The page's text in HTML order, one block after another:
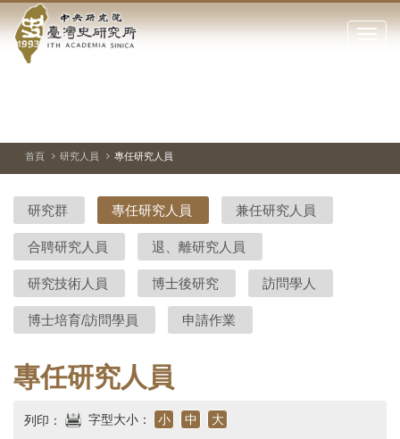
到中
央
院-
臺
灣
史
研
究
所-
首
點
閉
站
停、
圖
圖
結
首頁 研究人員 專任研究人員
研究群 專任研究人員 兼任研究人員
合聘研究人員 退、離研究人員
研究技術人員 博士後研究 訪問學人
博士培育/訪問學員 申請作業
專任研究人員
列印： 字型大小： 小 中 大